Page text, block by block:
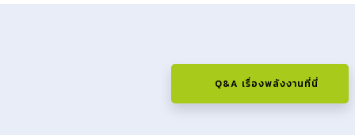
Q&A เรื่องพลังงานที่นี่